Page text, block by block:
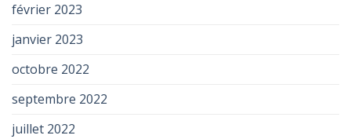
février 2023
janvier 2023
octobre 2022
septembre 2022
juillet 2022